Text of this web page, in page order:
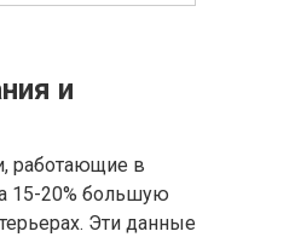
и
работающие в
15-20% большую
Эти данные